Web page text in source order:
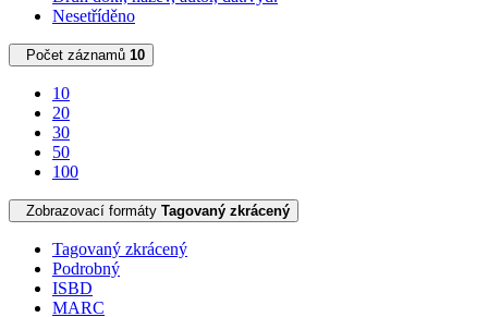
Nesetříděno
Počet záznamů 10
10
20
30
50
100
Zobrazovací formáty Tagovaný zkrácený
Tagovaný zkrácený
Podrobný
ISBD
MARC